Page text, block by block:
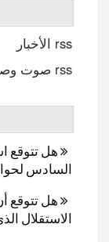
rss الأخبار
rss صوت وصورة
هل تتوقع
السادس
هل تتوقع
الاستقلال